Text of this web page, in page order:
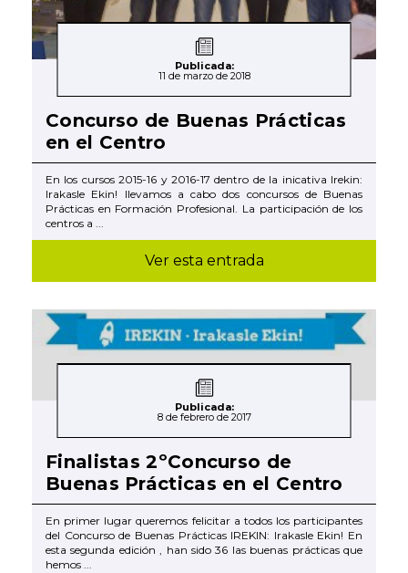
Publicada:
11 de marzo de 2018
Concurso de Buenas Prácticas
en el Centro
En los cursos 2015-16 y 2016-17 dentro de la inicativa Irekin:
Irakasle Ekin! llevamos a cabo dos concursos de Buenas
Prácticas en Formación Profesional. La participación de los
centros a ...
Ver esta entrada
Publicada:
8 de febrero de 2017
Finalistas 2ºConcurso de
Buenas Prácticas en el Centro
En primer lugar queremos felicitar a todos los participantes
del Concurso de Buenas Prácticas IREKIN: Irakasle Ekin! En
esta segunda edición , han sido 36 las buenas prácticas que
hemos ...